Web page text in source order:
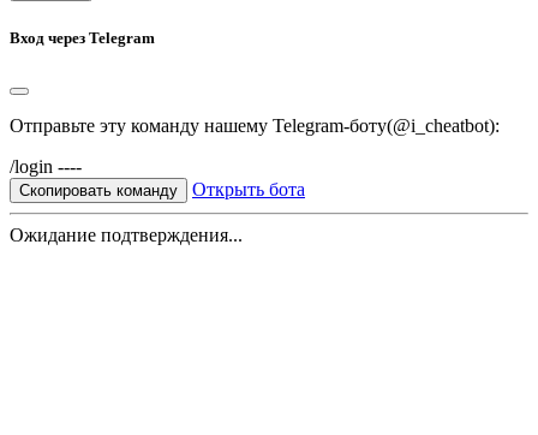
Вход через Telegram
Отправьте эту команду нашему Telegram-боту(@i_cheatbot):
/login ----
Скопировать команду Открыть бота
Ожидание подтверждения...